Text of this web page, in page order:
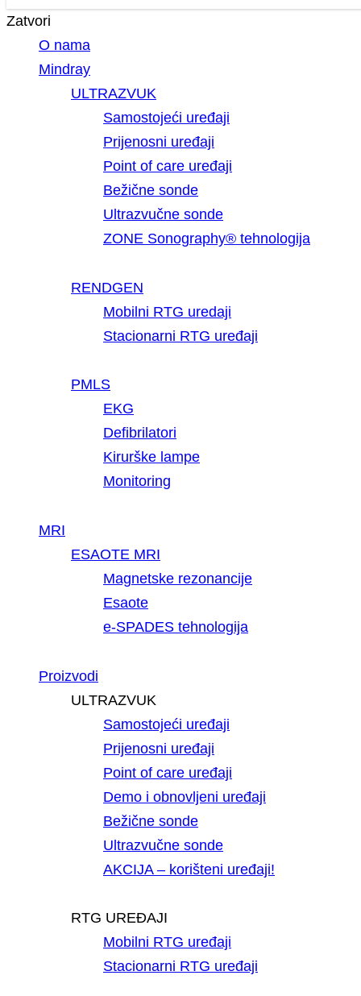
Zatvori
O nama
Mindray
ULTRAZVUK
Samostojeći uređaji
Prijenosni uređaji
Point of care uređaji
Bežične sonde
Ultrazvučne sonde
ZONE Sonography® tehnologija
RENDGEN
Mobilni RTG uredaji
Stacionarni RTG uređaji
PMLS
EKG
Defibrilatori
Kirurške lampe
Monitoring
MRI
ESAOTE MRI
Magnetske rezonancije
Esaote
e-SPADES tehnologija
Proizvodi
ULTRAZVUK
Samostojeći uređaji
Prijenosni uređaji
Point of care uređaji
Demo i obnovljeni uređaji
Bežične sonde
Ultrazvučne sonde
AKCIJA – korišteni uređaji!
RTG UREĐAJI
Mobilni RTG uređaji
Stacionarni RTG uređaji